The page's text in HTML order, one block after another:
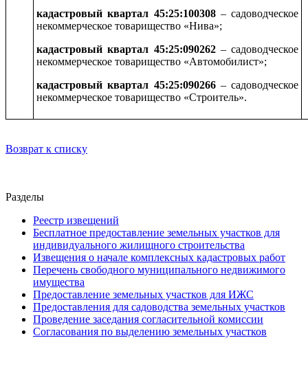
кадастровый квартал 45:25:100308– садоводческое
некоммерческое товарищество «Нива»;
кадастровый квартал 45:25:090262– садоводческое
некоммерческое товарищество «Автомобилист»;
кадастровый квартал 45:25:090266– садоводческое
некоммерческое товарищество «Строитель».
Возврат к списку
Разделы
Реестр извещений
Бесплатное предоставление земельных участков для
индивидуального жилищного строительства
Извещения о начале комплексных кадастровых работ
Перечень свободного муниципального недвижимого
имущества
Предоставление земельных участков для ИЖС
Предоставления для садоводства земельных участков
Проведение заседания согласительной комиссии
Согласования по выделению земельных участков